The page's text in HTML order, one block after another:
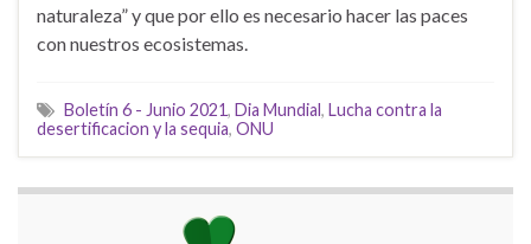
naturaleza” y que por ello es necesario hacer las paces
con nuestros ecosistemas.
Boletín 6 - Junio 2021, Dia Mundial, Lucha contra la
desertificacion y la sequia, ONU